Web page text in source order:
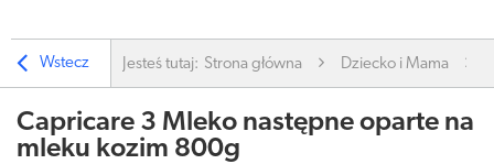
Wstecz Jesteś tutaj: Strona główna Dziecko i Mama
Capricare 3 Mleko następne oparte na
mleku kozim 800g